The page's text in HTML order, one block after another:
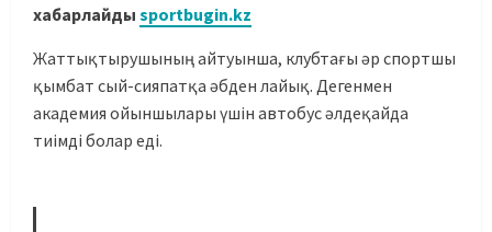
хабарлайды sportbugin.kz
Жаттықтырушының айтуынша, клубтағы әр спортшы
қымбат сый-сияпатқа әбден лайық. Дегенмен
академия ойыншылары үшін автобус әлдеқайда
тиімді болар еді.